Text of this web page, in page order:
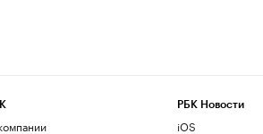
РБК Новости
iOS